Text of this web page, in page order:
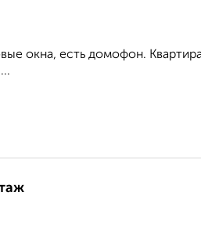
окна, есть домофон.